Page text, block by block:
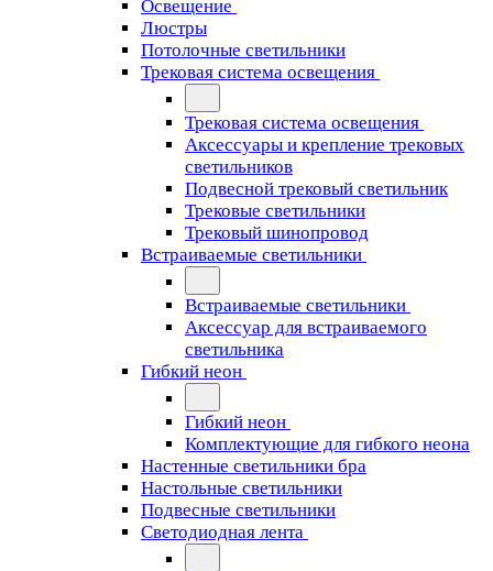
Освещение
Люстры
Потолочные светильники
Трековая система освещения
Трековая система освещения
Аксессуары и крепление трековых
светильников
Подвесной трековый светильник
Трековые светильники
Трековый шинопровод
Встраиваемые светильники
Встраиваемые светильники
Аксессуар для встраиваемого
светильника
Гибкий неон
Гибкий неон
Комплектующие для гибкого неона
Настенные светильники бра
Настольные светильники
Подвесные светильники
Светодиодная лента